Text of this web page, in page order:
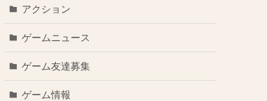
アクション
ゲームニュース
ゲーム友達募集
ゲーム情報